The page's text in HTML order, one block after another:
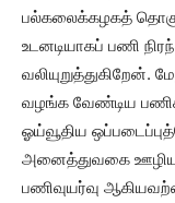
பல்கலைக்கழகத்
உடனடியாகப் பணி
வலியுறுத்துகிறேன்.
வழங்க வேண்டிய
ஓய்வூதிய
அனைத்துவகை
பணிவுயர்வு